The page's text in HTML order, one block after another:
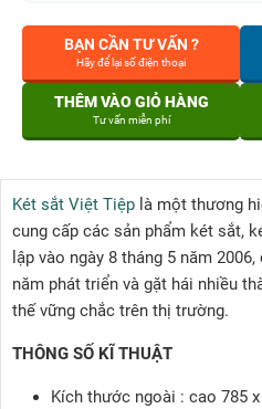
BẠN CẦN TƯ VẤN ?
Hãy để lại số điện thoại
THÊM VÀO GIỎ HÀNG
Tư vấn miễn phí
Két sắt Việt Tiệp là một thương
cung cấp các sản phẩm két sắt,
lập vào ngày 8 tháng 5 năm
năm phát triển và gặt hái nhiều
thế vững chắc trên thị trường.
THÔNG SỐ KĨ THUẬT
Kích thước ngoài : cao 785